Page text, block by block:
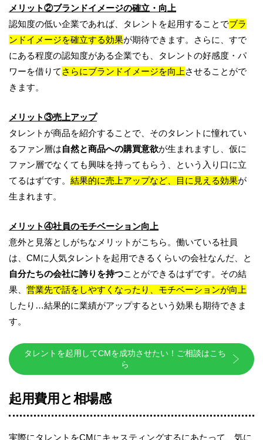
メリット②ブランドイメージの確立・向上
認知度の低い企業であれば、タレントを起用することでブラ
ンドイメージを確立する効果が期待できます。さらに、すで
にある程度の認知度がある企業でも、タレントの好感度・パ
ワーを借りて さらにブランドイメージを向上 させることがで
きます。
メリット③売上アップ
タレントが商品を紹介することで、そのタレントに憧れてい
るファン層は自然と商品への購買意欲が生まれますし、仮に
ファン層でなくても興味を持ってもらう、という入り口に立
てるはずです。 結果的に売上アップなど、目に見える効果が
生まれます。
メリット④社員のモチベーション向上
意外と見落としがちなメリットがこちら。働いている社員
は、CMに人気タレントを起用できるくらいの会社なんだ、と
自分たちの会社に誇りを持つことができるはずです。その結
果、 営業先で話をしやすくなったり、モチベーションが向上
したり…結果的に業績がアップするという効果も期待できま
す。
タレントを起用してCMを成功させたい！ご相談はこち
ら
起用費用と相場感
実際にタレントをCMにキャスティングするにあたって、気に